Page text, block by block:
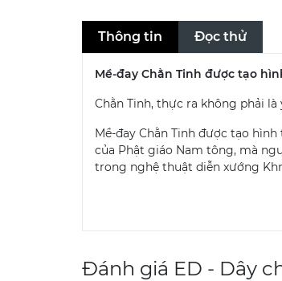
Thông tin Đọc thử
Mề-đay Chằn Tinh được tạo
Chằn Tinh, thực ra không phải
Mề-đay Chằn Tinh được tạo
của Phật giáo Nam tông, mà
trong nghệ thuật diễn xướng
Đánh giá ED - Dây